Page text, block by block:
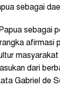
sebagai
sebagai
afirmasi
dari
Gabriel de